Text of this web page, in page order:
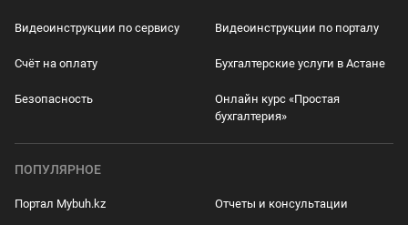
Видеоинструкции по сервису Видеоинструкции по порталу
Счёт на оплату Бухгалтерские услуги в Астане
Безопасность
Онлайн курс «Простая
бухгалтерия»
ПОПУЛЯРНОЕ
Портал Mybuh.kz Отчеты и консультации